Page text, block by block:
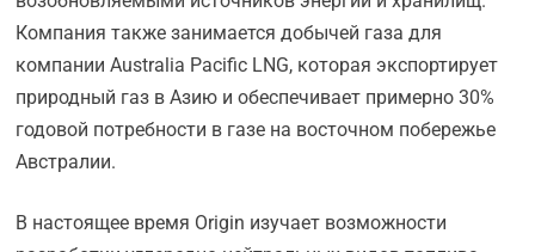
Компания также занимается добычей газа для
компании Australia Pacific LNG, которая экспортирует
природный газ в Азию и обеспечивает примерно 30%
годовой потребности в газе на восточном побережье
Австралии.
В настоящее время Origin изучает возможности